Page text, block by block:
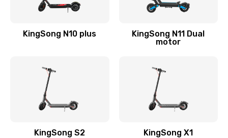
KingSong N10 plus
KingSong N11 Dual
motor
KingSong S2 KingSong X1